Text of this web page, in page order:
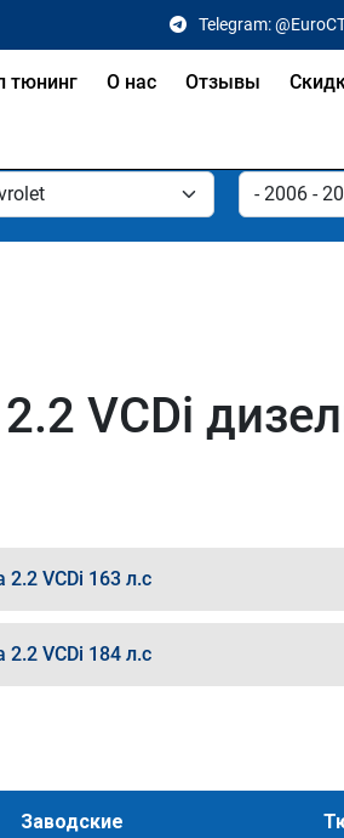
Telegram:
тюнинг О нас Отзывы
VCDi
2.2 VCDi 163 л.с
2.2 VCDi 184 л.с
Заводские